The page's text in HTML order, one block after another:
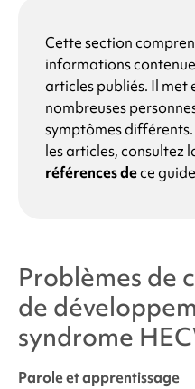
Cette section
informations
articles publiés. Il met
nombreuses
symptômes différents.
les articles, consultez
références dece
Problèmes de
de
syndrome
Parole et apprentissage